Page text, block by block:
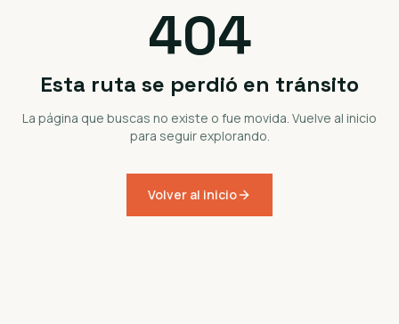
404
Esta ruta se perdió en tránsito
La página que buscas no existe o fue movida. Vuelve al inicio
para seguir explorando.
Volver al inicio